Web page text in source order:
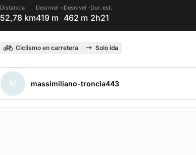
Distancia
52,78 km
Desnivel +
419 m
Desnivel -
462 m
Dur. est.
2h21
Ciclismo en carretera Solo ida
M massimiliano-troncia443